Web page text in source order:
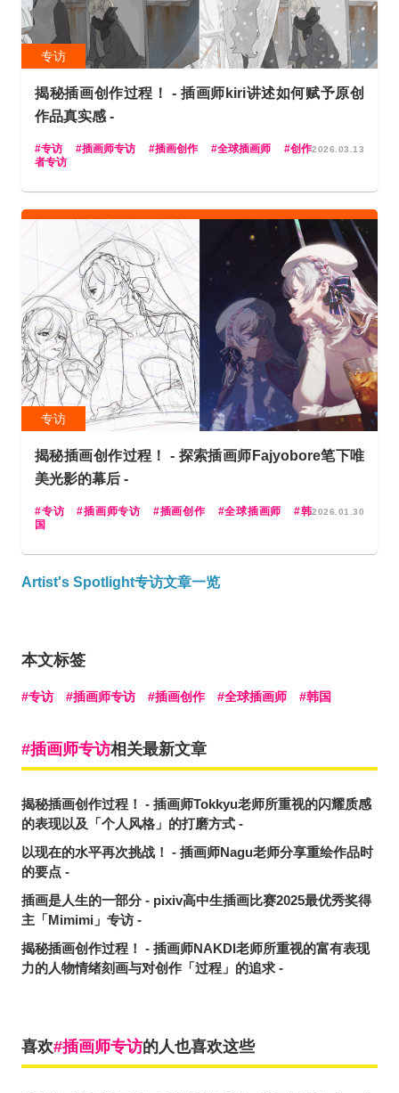
专访
揭秘插画创作过程！ - 插画师kiri讲述如何赋予原创
作品真实感 -
专访 插画师专访 插画创作 全球插画师
创作
者专访
2026.03.13
专访
揭秘插画创作过程！ - 探索插画师Fajyobore笔下唯
美光影的幕后 -
专访 插画师专访 插画创作 全球插画师
韩
国
2026.01.30
Artist's Spotlight专访文章一览
本文标签
专访 插画师专访 插画创作 全球插画师 韩国
插画师专访相关最新文章
揭秘插画创作过程！ - 插画师Tokkyu老师所重视的闪耀质感
的表现以及「个人风格」的打磨方式 -
以现在的水平再次挑战！ - 插画师Nagu老师分享重绘作品时
的要点 -
插画是人生的一部分 - pixiv高中生插画比赛2025最优秀奖得
主「Mimimi」专访 -
揭秘插画创作过程！ - 插画师NAKDI老师所重视的富有表现
力的人物情绪刻画与对创作「过程」的追求 -
喜欢 插画师专访的人也喜欢这些